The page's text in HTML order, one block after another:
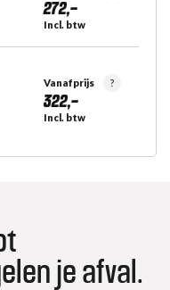
272,-
Incl. btw
Vanafprijs ?
322,-
Incl. btw
je afval.